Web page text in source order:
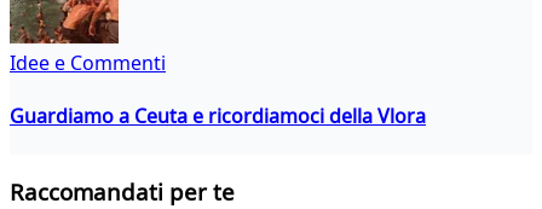
Idee e Commenti
Guardiamo a Ceuta e ricordiamoci della Vlora
Raccomandati per te